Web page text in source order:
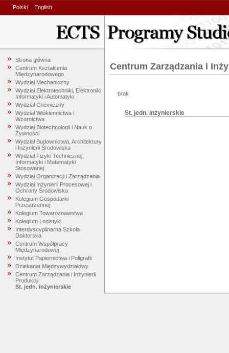
Polski English
Strona główna
Centrum Kształcenia
Międzynarodowego
Wydział Mechaniczny
Wydział Elektrotechniki, Elektroniki,
Informatyki i Automatyki
Wydział Chemiczny
Wydział Włókiennictwa i
Wzornictwa
Wydział Biotechnologii i Nauk o
Żywności
Wydział Budownictwa, Architektury
i Inżynierii Środowiska
Wydział Fizyki Technicznej,
Informatyki i Matematyki
Stosowanej
Wydział Organizacji i Zarządzania
Wydział Inżynierii Procesowej i
Ochrony Środowiska
Kolegium Gospodarki
Przestrzennej
Kolegium Towaroznawstwa
Kolegium Logistyki
Interdyscyplinarna Szkoła
Doktorska
Centrum Współpracy
Międzynarodowej
Instytut Papiernictwa i Poligrafii
Dziekanat Międzywydziałowy
Centrum Zarządzania i Inżynierii
Produkcji
St. jedn. inżynierskie
Centrum Zarządzania i
brak
St. jedn. inżynierskie